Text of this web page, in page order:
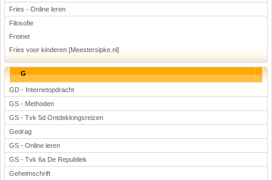
Fries - Online leren
Filosofie
Freinet
Fries voor kinderen [Meestersipke.nl]
G
GD - Internetopdracht
GS - Methoden
GS - Tvk 5d Ontdekkingsreizen
Gedrag
GS - Online leren
GS - Tvk 6a De Republiek
Geheimschrift